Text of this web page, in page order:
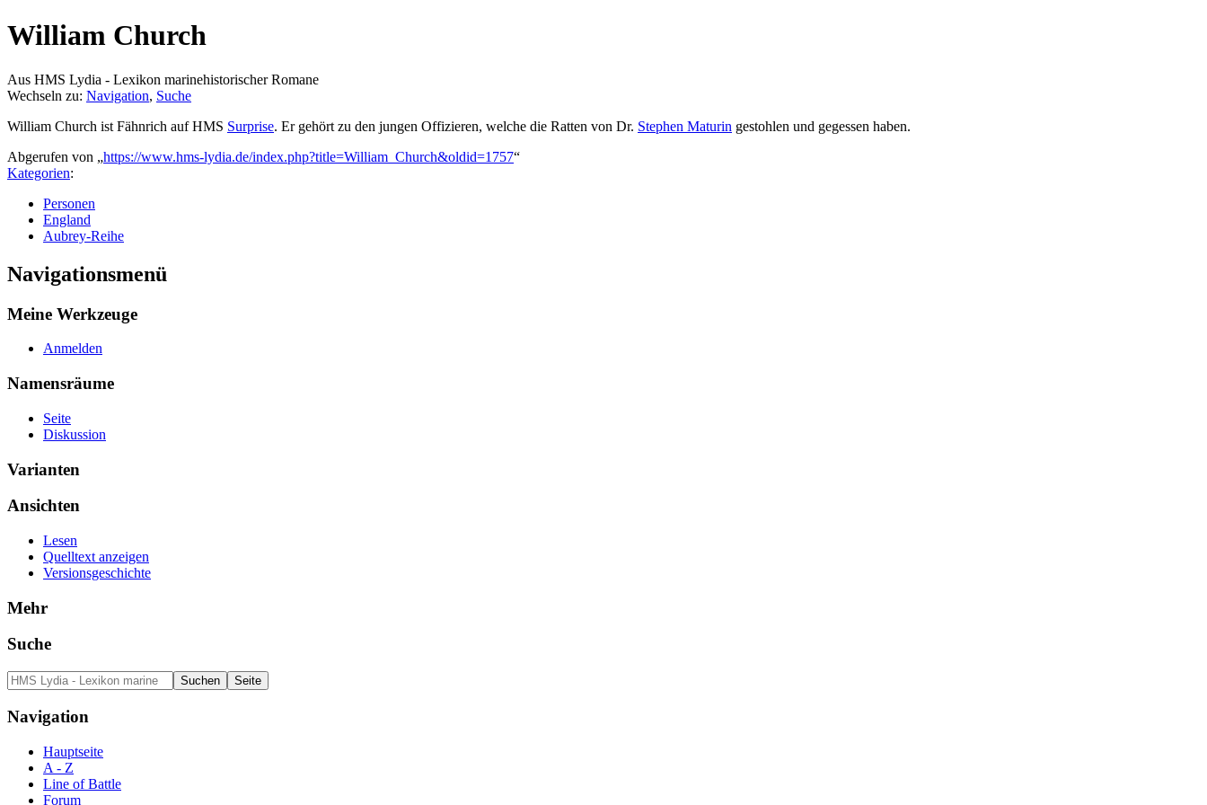
William Church
Aus HMS Lydia - Lexikon marinehistorischer Romane
Wechseln zu: Navigation, Suche
William Church ist Fähnrich auf HMS Surprise. Er gehört zu den jungen Offizieren, welche die Ratten von Dr. Stephen Maturin gestohlen und gegessen haben.
Abgerufen von „https://www.hms-lydia.de/index.php?title=William_Church&oldid=1757“
Kategorien:
Personen
England
Aubrey-Reihe
Navigationsmenü
Meine Werkzeuge
Anmelden
Namensräume
Seite
Diskussion
Varianten
Ansichten
Lesen
Quelltext anzeigen
Versionsgeschichte
Mehr
Suche
Navigation
Hauptseite
A - Z
Line of Battle
Forum